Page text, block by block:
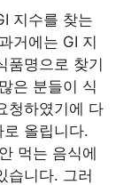
지수를 찾는
거에는 GI 지
품명으로 찾기
은 분들이 식
청하였기에 다
올립니다.
먹는 음식에
습니다. 그러